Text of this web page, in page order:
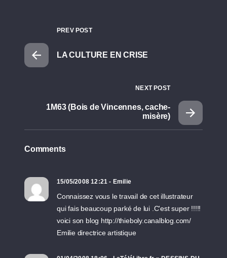
PREV POST
LA CULTURE EN CRISE
NEXT POST
1M63 (Bois de Vincennes, cache-
misère)
Comments
15/05/2008 12:21 - Emilie
Connaissez vous le travail de cet illustrateur
qui fais beaucoup parké de lui .C'est super !!!!!
voici son blog http://thieboly.canalblog.com/
Emilie directrice artistique